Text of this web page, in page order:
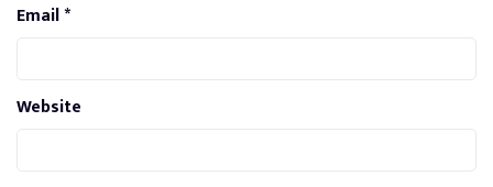
Email*
Website